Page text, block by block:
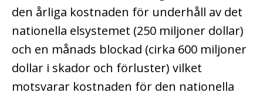
den årliga kostnaden för underhåll av det
nationella elsystemet (250 miljoner dollar)
och en månads blockad (cirka 600 miljoner
dollar i skador och förluster) vilket
motsvarar kostnaden för den nationella